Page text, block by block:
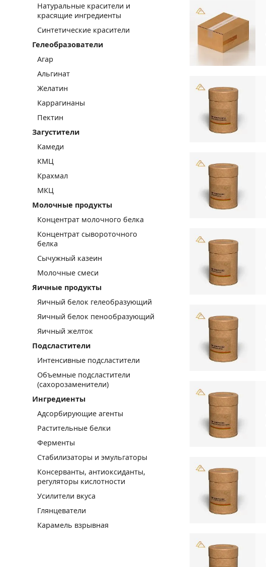
Натуральные красители и
красящие ингредиенты
Синтетические красители
Гелеобразователи
Агар
Альгинат
Желатин
Каррагинаны
Пектин
Загустители
Камеди
КМЦ
Крахмал
МКЦ
Молочные продукты
Концентрат молочного белка
Концентрат сывороточного
белка
Сычужный казеин
Молочные смеси
Яичные продукты
Яичный белок гелеобразующий
Яичный белок пенообразующий
Яичный желток
Подсластители
Интенсивные подсластители
Объемные подсластители
(сахорозаменители)
Ингредиенты
Адсорбирующие агенты
Растительные белки
Ферменты
Стабилизаторы и эмульгаторы
Консерванты, антиоксиданты,
регуляторы кислотности
Усилители вкуса
Глянцеватели
Карамель взрывная